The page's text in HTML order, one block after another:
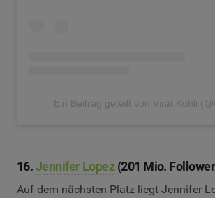
Ein Beitrag geteilt von Virat Kohli
16.Jennifer Lopez(201 Mio.
Auf dem nächsten Platz liegt Jennifer